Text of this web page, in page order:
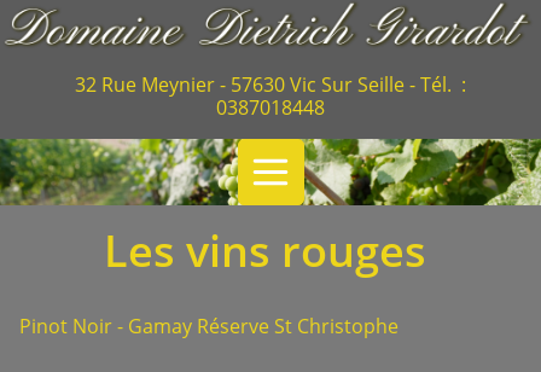
32 Rue Meynier - 57630 Vic Sur Seille - Tél. :
0387018448
Les vins rouges
Pinot Noir - Gamay Réserve St Christophe